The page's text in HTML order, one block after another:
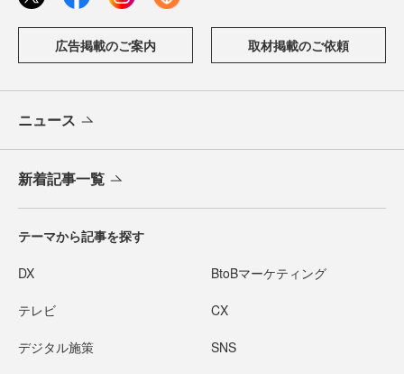
広告掲載のご案内 取材掲載のご依頼
ニュース
新着記事一覧
テーマから記事を探す
DX BtoBマーケティング
テレビ CX
デジタル施策 SNS